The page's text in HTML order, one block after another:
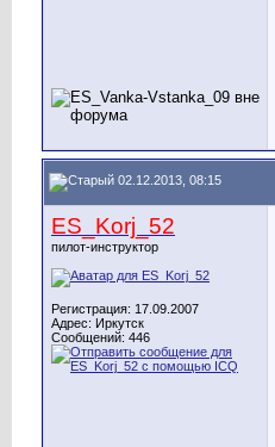
02.12.2013, 08:15
ES_Korj_52
пилот-инструктор
Регистрация: 17.09.2007
Адрес: Иркутск
Сообщений: 446